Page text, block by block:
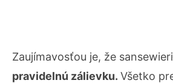
Zaujímavosťou je, že
pravidelnú zálievku. Všetko